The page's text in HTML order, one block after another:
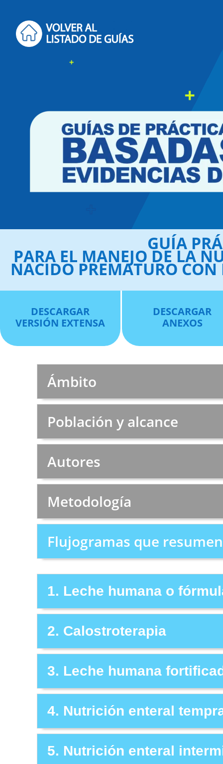
GUÍA
PARA EL MANEJO DE LA
NACIDO PREMATURO
DESCARGAR
VERSIÓN EXTENSA
DESCARGAR
ANEXOS
Ámbito
Población y alcance
Autores
Metodología
Flujogramas que
1. Leche humana o
2. Calostroterapia
3. Leche humana
4. Nutrición enteral
5. Nutrición enteral